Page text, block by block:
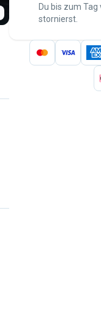
Du bis zum
stornierst.